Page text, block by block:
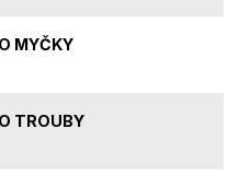
MYČKY
TROUBY